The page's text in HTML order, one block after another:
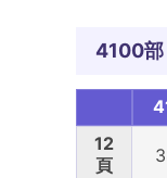
頁
100
頁
4100部
12
頁